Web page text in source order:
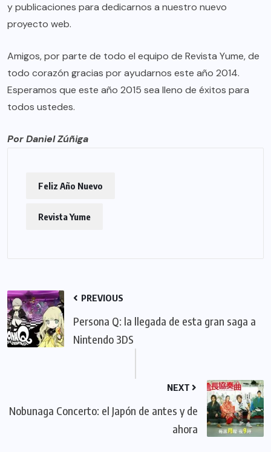
y publicaciones para dedicarnos a nuestro nuevo
proyecto web.
Amigos, por parte de todo el equipo de Revista Yume, de
todo corazón gracias por ayudarnos este año 2014.
Esperamos que este año 2015 sea lleno de éxitos para
todos ustedes.
Por Daniel Zúñiga
Feliz Año Nuevo
Revista Yume
PREVIOUS
Persona Q: la llegada de esta gran saga a
Nintendo 3DS
NEXT
Nobunaga Concerto: el Japón de antes y de
ahora